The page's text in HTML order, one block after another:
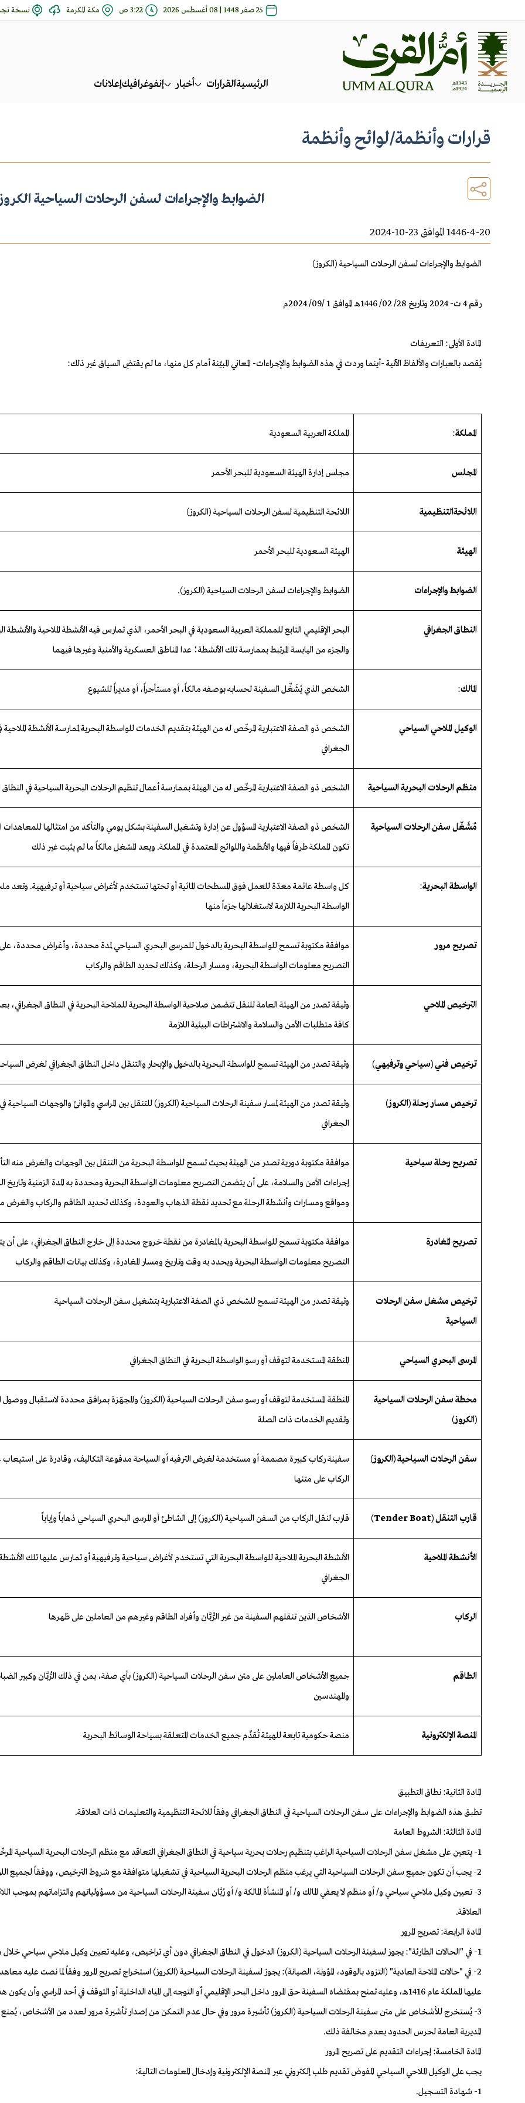
25 صفر 1448 | 08 أغسطس 2026 3:22 ص مكة المكرمة نسخة
الرئيسيةالقرارات أخبار إنفوغرافيكإعلانات
قرارات وأنظمة/لوائح وأنظمة
الضوابط والإجراءات لسفن الرحلات السياحية
1446-4-20 الموافق 23-10-2024
الضوابط والإجراءات لسفن الرحلات السياحية (الكروز)
رقم 4 ت- 2024 وتاريخ 28/ 02/ 1446هـ الموافق 1 /09/ 2024م
المادة الأولى: التعريفات
يُقصد بالعبارات والألفاظ الآتية -أينما وردت في هذه الضوابط والإجراءات- المعاني المبيّنة أمام كل منها، ما لم يقتضِ السياق غير ذلك:
المملكة: المملكة العربية السعودية
المجلس مجلس إدارة الهيئة السعوديةللبحرالأحمر
اللائحةالتنظيمية اللائحة التنظيمية لسفن الرحلات السياحية (الكروز)
الهيئة الهيئة السعودية للبحر الأحمر
الضوابطوالإجراءات الضوابط والإجراءاتلسفن الرحلات السياحية (الكروز).
النطاق الجغرافي
البحر الإقليمي التابع للمملكة العربية السعودية في البحر الأحمر، الذي تمارس فيه الأنشطة الملاحية والأنشطة
والجزء من اليابسة المرتبط بممارسة تلك الأنشطة؛ عدا المناطق العسكرية والأمنية وغيرها فيهما
المالك: الشخص الذي يُشَغِّل السفينة لحسابه بوصفه مالكاً، أو مستأجراً، أو مديراً للشيوع
الوكيل الملاحي السياحي
الشخص ذو الصفة الاعتبارية المرخّص له من الهيئة بتقديم الخدمات للواسطة البحرية لممارسة الأنشطة الملاحية
الجغرافي
منظم الرحلات البحرية السياحية الشخص ذو الصفة الاعتبارية المرخّص له من الهيئة بممارسة أعمال تنظيم الرحلات البحرية السياحية في النطاق
مُشَغّل سفن الرحلات السياحية
الشخص ذو الصفة الاعتبارية المسؤول عن إدارة وتشغيل السفينة بشكل يومي والتأكد من امتثالها للمعاهدات
تكون المملكة طرفاً فيها والأنظمة واللوائح المعتمدة في المملكة. ويعد المشغل مالكاً ما لم يثبت غير ذلك
الواسطة البحرية:
كل واسطة عائمة معدّة للعمل فوق المسطحات المائية أو تحتها تستخدم لأغراض سياحية أو ترفيهية. وتعد
الواسطة البحرية اللازمة لاستغلالها جزءاً منها
تصريح مرور
موافقة مكتوبة تسمح للواسطة البحرية بالدخول للمرسى البحري السياحي لمدة محددة، وأغراض محددة،
التصريح معلومات الواسطة البحرية، ومسار الرحلة، وكذلك تحديد الطاقم والركاب
الترخيصالملاحي وثيقةتصدرمن الهيئة العامةللنقلتتضمن صلاحية الواسطة البحريةللملاحة البحرية في النطاق الجغرافي،
كافة متطلبات الأمن والسلامة والاشتراطات البيئية اللازمة
ترخيص فني (سياحي وترفيهي) وثيقة تصدر من الهيئة تسمح للواسطة البحرية بالدخول والإبحار والتنقل داخل النطاق الجغرافي لغرض
ترخيص مسار رحلة (الكروز)
وثيقة تصدر من الهيئة لمسار سفينة الرحلات السياحية (الكروز) للتنقل بين المراسي والموانئ والوجهات السياحية
الجغرافي
تصريح رحلة سياحية
موافقة مكتوبة دورية تصدر من الهيئة بحيث تسمح للواسطة البحرية من التنقل بين الوجهات والغرض منه
إجراءات الأمن والسلامة، على أن يتضمن التصريح معلومات الواسطة البحرية ومحددة به المدة الزمنية وتاريخ
ومواقع ومسارات وأنشطة الرحلة مع تحديد نقطة الذهاب والعودة، وكذلك تحديد الطاقم والركاب والغرض
تصريح المغادرة
موافقة مكتوبة تسمح للواسطة البحرية بالمغادرة من نقطة خروج محددة إلى خارج النطاق الجغرافي، على
التصريح معلومات الواسطة البحرية ويحدد به وقت وتاريخ ومسار المغادرة، وكذلك بيانات الطاقم والركاب
ترخيص مشغل سفنالرحلات
السياحية
وثيقةتصدرمن الهيئةتسمحللشخص ذي الصفة الاعتباريةبتشغيل سفن الرحلات السياحية
المرسى البحريالسياحي المنطقة المستخدمةلتوقف أورسو الواسطة البحرية في النطاق الجغرافي
محطة سفنالرحلات السياحية
(الكروز)
المنطقة المستخدمة لتوقف أو رسو سفن الرحلات السياحية (الكروز) والمجهّزة بمرافق محددة لاستقبال ووصول
وتقديم الخدمات ذات الصلة
سفنالرحلات السياحية (الكروز) سفينة ركاب كبيرة مصممة أو مستخدمة لغرض الترفيه أو السياحة مدفوعة التكاليف، وقادرة على استيعاب
الركابعلى متنها
قارب التنقل(Tender Boat) قارب لنقل الركاب من السفن السياحية (الكروز) إلى الشاطئ أو المرسى البحري السياحي ذهاباً وإياباً
الأنشطةالملاحية الأنشطة البحرية الملاحيةللواسطة البحرية التي تستخدم لأغراض سياحية وترفيهية أوتمارس عليهاتلك
الجغرافي
الركاب الأشخاص الذين تنقلهم السفينة من غير الرُّبَّان وأفراد الطاقم وغيرهم من العاملين على ظهرها
الطاقم
جميع الأشخاص العاملين على متن سفن الرحلات السياحية (الكروز) بأي صفة، بمن في ذلك الرُّبَّان وكبير
والمهندسين
المنصة الإلكترونية منصة حكومية تابعة للهيئة تُقدِّم جميع الخدمات المتعلقة بسياحة الوسائط البحرية
المادة الثانية: نطاق التطبيق
تطبق هذه الضوابط والإجراءات على سفن الرحلات السياحية في النطاق الجغرافي وفقاً للائحة التنظيمية والتعليمات ذات العلاقة.
المادة الثالثة: الشروط العامة
1- يتعين على مشغل سفن الرحلات السياحية الراغب بتنظيم رحلات بحرية سياحية في النطاق الجغرافي التعاقد مع منظم الرحلات البحرية السياحية المرخّص له من الهيئة.
2- يجب أن تكون جميع سفن الرحلات السياحية التي يرغب منظم الرحلات البحرية السياحية في تشغيلها متوافقة مع شروط الترخيص، ووفقاً لجميع اللوائح والتعليمات الصادرة من الهيئة والجهات ذات العلاقة.
3- تعيين وكيل ملاحي سياحي و/ أو منظم لا يعفي المالك و/ أو المنشأة المالكة و/ أو رُبَّان سفينة الرحلات السياحية من مسؤولياتهم والتزاماتهم بموجب
العلاقة.
المادة الرابعة: تصريح المرور
1- في "الحالات الطارئة": يجوز لسفينة الرحلات السياحية (الكروز) الدخول في النطاق الجغرافي دون أي تراخيص، وعليه تعيين وكيل ملاحي سياحي خلال مدة أقصاها (3) أيام من دخوله.
عليها المملكة عام 1416هـ، وعليه تمنح بمقتضاه السفينة حق المرور داخل البحر الإقليمي أو التوجه إلى المياه الداخلية أو التوقف في أحد المراسي وأن يكون هذا المرور متواصلاً وسريعاً لمدة لا تزيد على (4) أيام.
3- يُستخرج للأشخاص على متن سفينة الرحلات السياحية (الكروز) تأشيرة مرور وفي حال عدم التمكن من إصدار تأشيرة مرور لعدد من الأشخاص، يُمنع
المديرية العامة لحرس الحدود بعدم مخالفة ذلك.
المادة الخامسة: إجراءات التقديم على تصريح المرور
يجب على الوكيل الملاحي السياحي المفوض تقديم طلب إلكتروني عبر المنصة الإلكترونية وإدخال المعلومات التالية:
1- شهادة التسجيل.